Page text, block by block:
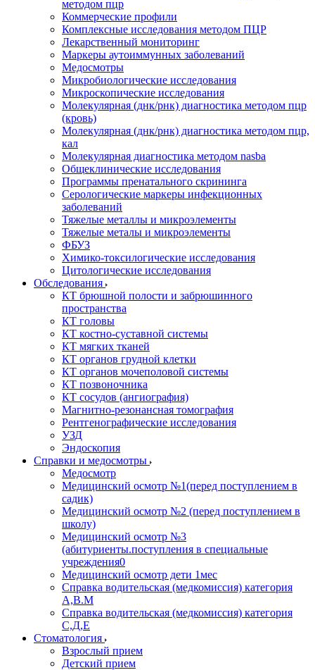
методом пцр
Коммерческие профили
Комплексные исследования методом ПЦР
Лекарственный мониторинг
Маркеры аутоиммунных заболеваний
Медосмотры
Микробиологические исследования
Микроскопические исследования
Молекулярная (днк/рнк) диагностика методом пцр
(кровь)
Молекулярная (днк/рнк) диагностика методом пцр,
кал
Молекулярная диагностика методом nasba
Общеклинические исследования
Программы пренатального скрининга
Серологические маркеры инфекционных
заболеваний
Тяжелые металлы и микроэлементы
Тяжелые металы и микроэлементы
ФБУЗ
Химико-токсилогические исследования
Цитологические исследования
Обследования
КТ брюшной полости и забрюшинного
пространства
КТ головы
КТ костно-суставной системы
КТ мягких тканей
КТ органов грудной клетки
КТ органов мочеполовой системы
КТ позвоночника
КТ сосудов (ангиография)
Магнитно-резонансная томография
Рентгенографические исследования
УЗД
Эндоскопия
Справки и медосмотры
Медосмотр
Медицинский осмотр №1(перед поступлением в
садик)
Медицинский осмотр №2 (перед поступлением в
школу)
Медицинский осмотр №3
(абитуриенты.поступления в специальные
учреждения0
Медицинский осмотр дети 1мес
Справка водительская (медкомиссия) категория
А,В.М
Справка водительская (медкомиссия) категория
С,Д,Е
Стоматология
Взрослый прием
Детский прием